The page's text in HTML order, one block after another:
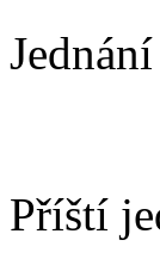
Příští